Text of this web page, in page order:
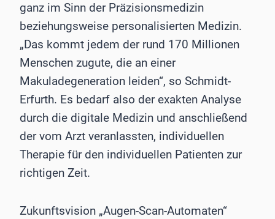
ganz im Sinn der Präzisionsmedizin
beziehungsweise personalisierten Medizin.
„Das kommt jedem der rund 170 Millionen
Menschen zugute, die an einer
Makuladegeneration leiden“, so Schmidt-
Erfurth. Es bedarf also der exakten Analyse
durch die digitale Medizin und anschließend
der vom Arzt veranlassten, individuellen
Therapie für den individuellen Patienten zur
richtigen Zeit.
Zukunftsvision „Augen-Scan-Automaten“